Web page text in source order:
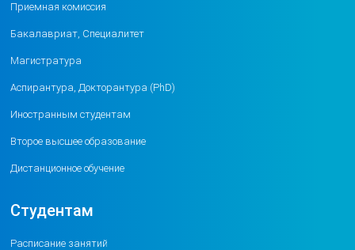
Приемная комиссия
Бакалавриат, Специалитет
Магистратура
Аспирантура, Докторантура (PhD)
Иностранным студентам
Второе высшее образование
Дистанционное обучение
Студентам
Расписание занятий